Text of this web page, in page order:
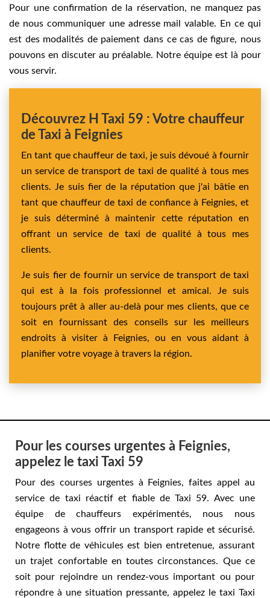
Pour une confirmation de la réservation, ne manquez pas
de nous communiquer une adresse mail valable. En ce qui
est des modalités de paiement dans ce cas de figure, nous
pouvons en discuter au préalable. Notre équipe est là pour
vous servir.
Découvrez H Taxi 59 : Votre chauffeur
de Taxi à Feignies
En tant que chauffeur de taxi, je suis dévoué à fournir
un service de transport de taxi de qualité à tous mes
clients. Je suis fier de la réputation que j'ai bâtie en
tant que chauffeur de taxi de confiance à Feignies, et
je suis déterminé à maintenir cette réputation en
offrant un service de taxi de qualité à tous mes
clients.
Je suis fier de fournir un service de transport de taxi
qui est à la fois professionnel et amical. Je suis
toujours prêt à aller au-delà pour mes clients, que ce
soit en fournissant des conseils sur les meilleurs
endroits à visiter à Feignies, ou en vous aidant à
planifier votre voyage à travers la région.
Pour les courses urgentes à Feignies,
appelez le taxi Taxi 59
Pour des courses urgentes à Feignies, faites appel au
service de taxi réactif et fiable de Taxi 59. Avec une
équipe de chauffeurs expérimentés, nous nous
engageons à vous offrir un transport rapide et sécurisé.
Notre flotte de véhicules est bien entretenue, assurant
un trajet confortable en toutes circonstances. Que ce
soit pour rejoindre un rendez-vous important ou pour
répondre à une situation pressante, appelez le taxi Taxi